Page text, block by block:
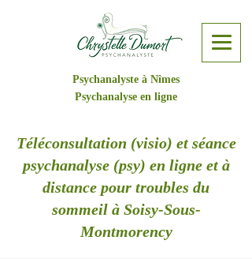
Psychanalyste à Nîmes
Psychanalyse en ligne
Téléconsultation (visio) et séance
psychanalyse (psy) en ligne et à
distance pour troubles du
sommeil à Soisy-Sous-
Montmorency